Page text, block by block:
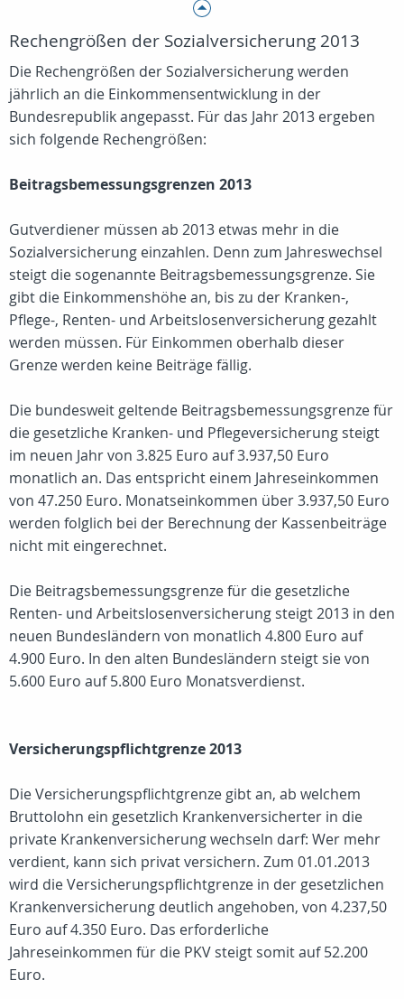
Rechengrößen der Sozialversicherung 2013
Die Rechengrößen der Sozialversicherung werden
jährlich an die Einkommensentwicklung in der
Bundesrepublik angepasst. Für das Jahr 2013 ergeben
sich folgende Rechengrößen:
Beitragsbemessungsgrenzen 2013
Gutverdiener müssen ab 2013 etwas mehr in die
Sozialversicherung einzahlen. Denn zum Jahreswechsel
steigt die sogenannte Beitragsbemessungsgrenze. Sie
gibt die Einkommenshöhe an, bis zu der Kranken-,
Pflege-, Renten- und Arbeitslosenversicherung gezahlt
werden müssen. Für Einkommen oberhalb dieser
Grenze werden keine Beiträge fällig.
Die bundesweit geltende Beitragsbemessungsgrenze für
die gesetzliche Kranken- und Pflegeversicherung steigt
im neuen Jahr von 3.825 Euro auf 3.937,50 Euro
monatlich an. Das entspricht einem Jahreseinkommen
von 47.250 Euro. Monatseinkommen über 3.937,50 Euro
werden folglich bei der Berechnung der Kassenbeiträge
nicht mit eingerechnet.
Die Beitragsbemessungsgrenze für die gesetzliche
Renten- und Arbeitslosenversicherung steigt 2013 in den
neuen Bundesländern von monatlich 4.800 Euro auf
4.900 Euro. In den alten Bundesländern steigt sie von
5.600 Euro auf 5.800 Euro Monatsverdienst.
Versicherungspflichtgrenze 2013
Die Versicherungspflichtgrenze gibt an, ab welchem
Bruttolohn ein gesetzlich Krankenversicherter in die
private Krankenversicherung wechseln darf: Wer mehr
verdient, kann sich privat versichern. Zum 01.01.2013
wird die Versicherungspflichtgrenze in der gesetzlichen
Krankenversicherung deutlich angehoben, von 4.237,50
Euro auf 4.350 Euro. Das erforderliche
Jahreseinkommen für die PKV steigt somit auf 52.200
Euro.